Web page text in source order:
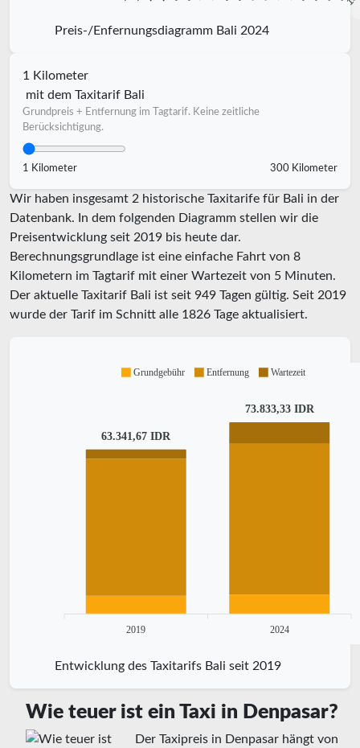
Preis-/Enfernungsdiagramm Bali 2024
1 Kilometer
mit dem Taxitarif Bali
Grundpreis + Entfernung im Tagtarif. Keine zeitliche
Berücksichtigung.
1 Kilometer 300 Kilometer
Wir haben insgesamt 2 historische Taxitarife für Bali in der
Datenbank. In dem folgenden Diagramm stellen wir die
Preisentwicklung seit 2019 bis heute dar.
Berechnungsgrundlage ist eine einfache Fahrt von 8
Kilometern im Tagtarif mit einer Wartezeit von 5 Minuten.
Der aktuelle Taxitarif Bali ist seit 949 Tagen gültig. Seit 2019
wurde der Tarif im Schnitt alle 1826 Tage aktualisiert.
63.341,67 IDR
73.833,33 IDR
2019 2024
Grundgebühr Entfernung Wartezeit
Entwicklung des Taxitarifs Bali seit 2019
Wie teuer ist ein Taxi in Denpasar?
Der Taxipreis in Denpasar hängt von